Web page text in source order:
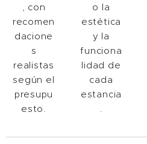
, con
recomen
dacione
s
realistas
según el
presupu
esto.
o la
estética
y la
funciona
lidad de
cada
estancia